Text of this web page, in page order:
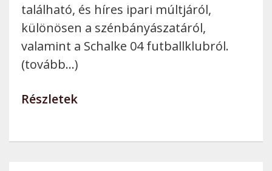
található, és híres ipari múltjáról,
különösen a szénbányászatáról,
valamint a Schalke 04 futballklubról.
(tovább…)
Részletek